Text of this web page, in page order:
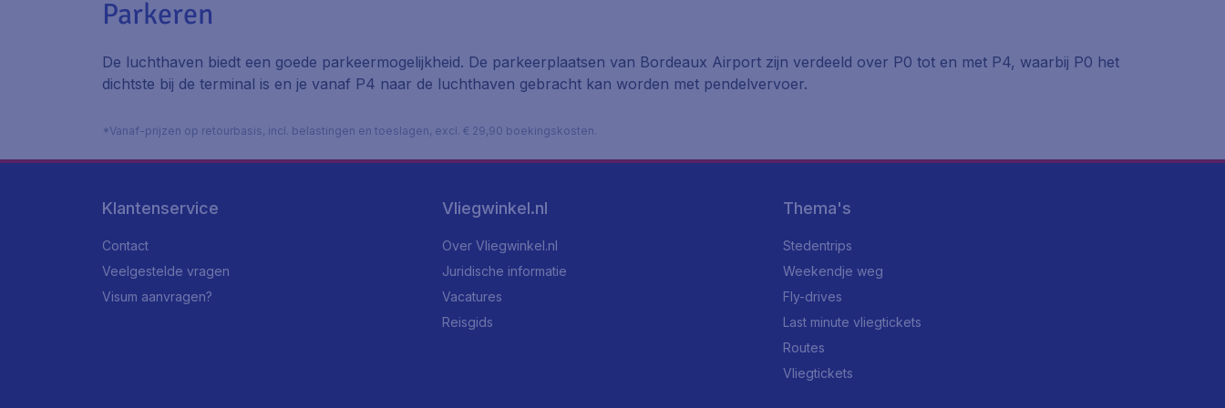
Parkeren
De luchthaven biedt een goede parkeermogelijkheid. De parkeerplaatsen van Bordeaux Airport zijn verdeeld over P0 tot en met P4, waarbij P0 het
dichtste bij de terminal is en je vanaf P4 naar de luchthaven gebracht kan worden met pendelvervoer.
*Vanaf-prijzen op retourbasis, incl. belastingen en toeslagen, excl. € 29,90 boekingskosten.
Klantenservice
Contact
Veelgestelde vragen
Visum aanvragen?
Vliegwinkel.nl
Over Vliegwinkel.nl
Juridische informatie
Vacatures
Reisgids
Thema's
Stedentrips
Weekendje weg
Fly-drives
Last minute vliegtickets
Routes
Vliegtickets